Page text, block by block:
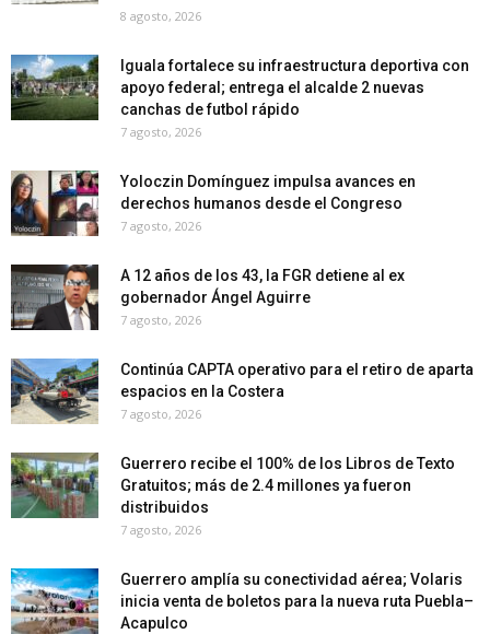
8 agosto, 2026
Iguala fortalece su infraestructura deportiva con
apoyo federal; entrega el alcalde 2 nuevas
canchas de futbol rápido
7 agosto, 2026
Yoloczin Domínguez impulsa avances en
derechos humanos desde el Congreso
7 agosto, 2026
A 12 años de los 43, la FGR detiene al ex
gobernador Ángel Aguirre
7 agosto, 2026
Continúa CAPTA operativo para el retiro de aparta
espacios en la Costera
7 agosto, 2026
Guerrero recibe el 100% de los Libros de Texto
Gratuitos; más de 2.4 millones ya fueron
distribuidos
7 agosto, 2026
Guerrero amplía su conectividad aérea; Volaris
inicia venta de boletos para la nueva ruta Puebla–
Acapulco